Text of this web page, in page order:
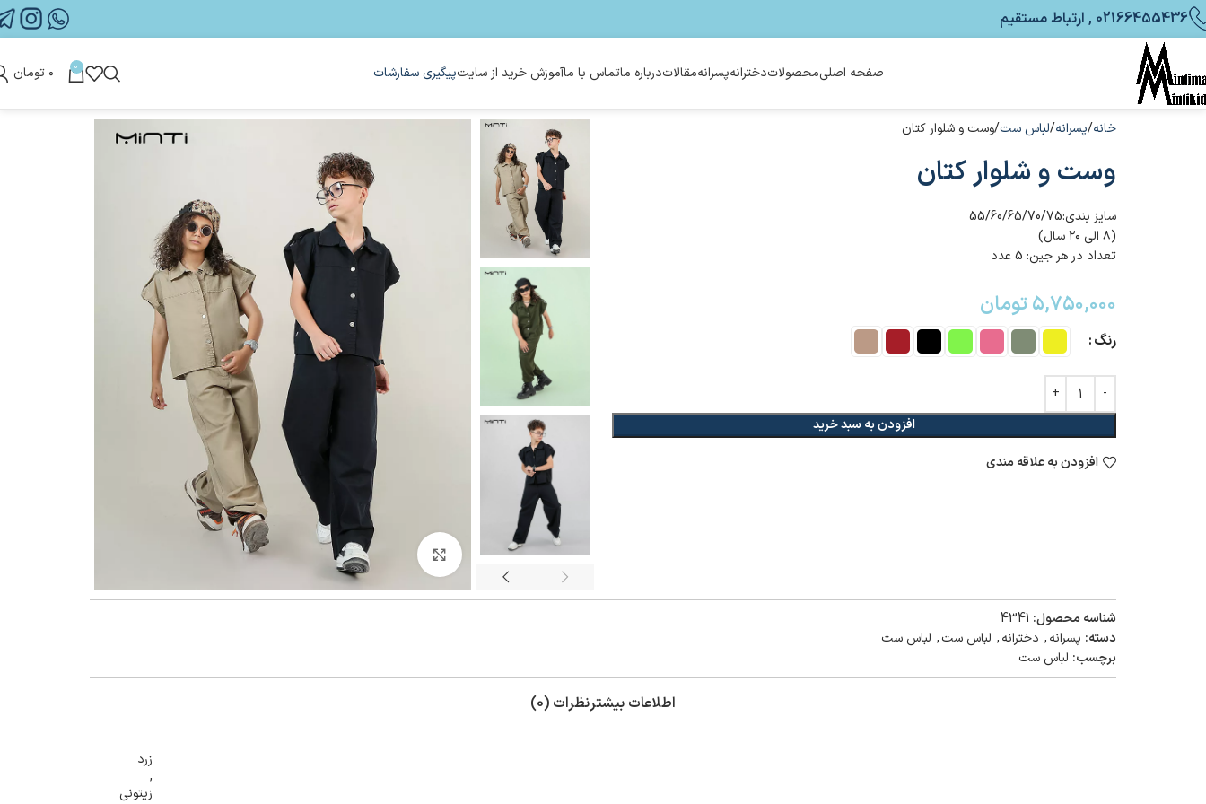
02166455436 , ارتباط مستقیم
صفحه اصلیمحصولاتدخترانهپسرانهمقالاتدرباره ماتماس با ماآموزش خرید از سایتپیگیری سفارشات 0 ۰ تومان
خانه پسرانه لباس ست وست و شلوار کتان
وست و شلوار کتان
سایز بندی:55/60/65/70/75
(۸ الی ۲۰ سال)
تعداد در هر جین: 5 عدد
۵,۷۵۰,۰۰۰تومان
رنگ
افزودن به سبد خرید
افزودن به علاقه مندی
بزرگنمایی تصویر
شناسه محصول: 4341
دسته: پسرانه, دخترانه, لباس ست, لباس ست
برچسب: لباس ست
اطلاعات بیشترنظرات (0)
زرد
,
زیتونی